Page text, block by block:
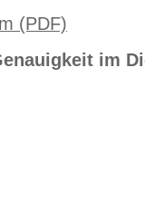
(PDF)
im